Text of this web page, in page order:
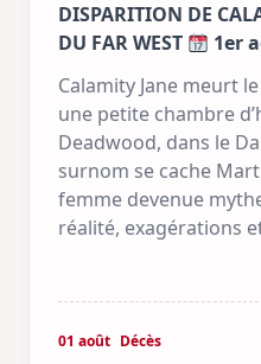
DISPARITION DE
DU FAR WEST
1er
Calamity Jane meurt
une petite chambre
Deadwood, dans le
surnom se cache
femme devenue
réalité, exagérations
01 août Décès